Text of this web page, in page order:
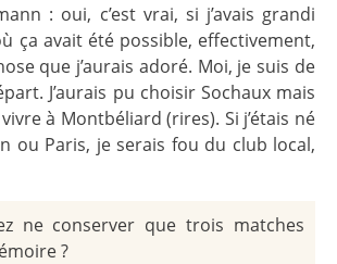
: oui, c’est vrai, si j’avais grandi
ça avait été possible, effectivement,
que j’aurais adoré. Moi, je suis de
J’aurais pu choisir Sochaux mais
à Montbéliard (rires). Si j’étais né
ou Paris, je serais fou du club local,
ne conserver que trois matches
?